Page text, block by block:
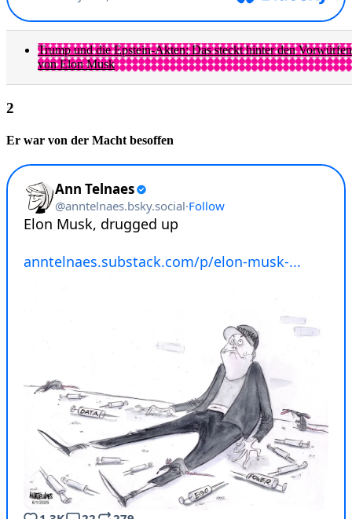
Trump und die Epstein-Akten: Das steckt hinter den Vorwürfen
von Elon Musk
Er war von der Macht besoffen